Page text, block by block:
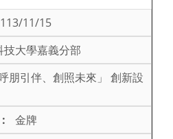
113/11/15
技大學嘉義分部
朋引伴、創照未來」 創新設
金牌